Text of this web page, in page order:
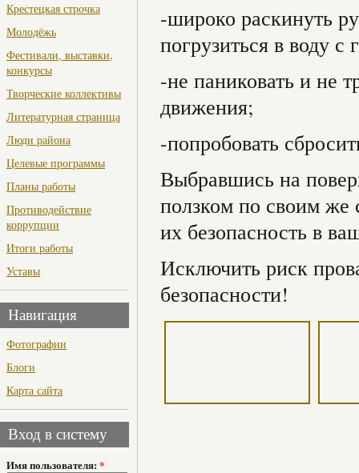
Крестецкая строчка
Молодёжь
Фестивали, выставки,
конкурсы
Творческие коллективы
Литературная страница
Люди района
Целевые программы
Планы работы
Противодействие
коррупции
Итоги работы
Уставы
Навигация
Фотографии
Блоги
Карта сайта
Вход в систему
Имя пользователя: *
-широко раскинуть
погрузиться в воду с
-не паниковать и не
движения;
-попробовать
Выбравшись на
ползком по своим же
их безопасность в
Исключить риск
безопасности!